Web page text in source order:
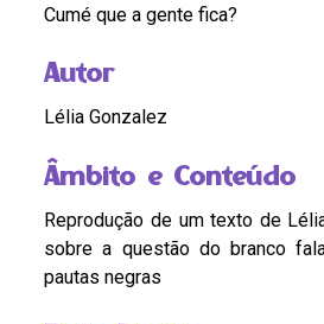
Cumé que a gente fica?
Autor
Lélia Gonzalez
Âmbito e Conteúdo
Reprodução de um texto de
sobre a questão do branco
pautas negras